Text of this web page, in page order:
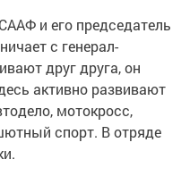
и его председатель
с генерал-
друг друга, он
активно развивают
мотокросс,
спорт. В отряде